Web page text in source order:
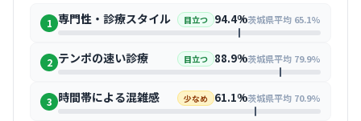
1 専門性・診療スタイル 目立つ 94.4%茨城県平均 65.1%
2 テンポの速い診療 目立つ 88.9%茨城県平均 79.9%
3 時間帯による混雑感 少なめ 61.1%茨城県平均 70.9%